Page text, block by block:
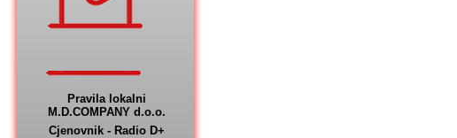
Pravila lokalni
M.D.COMPANY d.o.o.
Cjenovnik - Radio D+